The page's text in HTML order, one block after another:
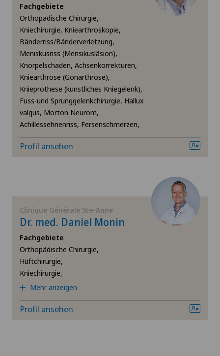
Rotatorenmanschettenruptur
Schmerztherapie
Schulterchirurgie
Schultergelenkarthrose
Schulterimpingement
Schulterluxation
Sprunggelenksarthrose
Urogynäkologie
Urologie
Vasektomie (Unterbindung/Sterilisation beim
Fachgebiete
Orthopädische Chirurgie,
Kniechirurgie, Kniearthroskopie,
Bänderriss/Bänderverletzung,
Meniskusriss (Mensikusläsion),
Knorpelschaden, Achsenkorrekturen,
Kniearthrose (Gonarthrose),
Knieprothese (künstliches Kniegelenk),
Fuss-und Sprunggelenkchirurgie, Hallux
valgus, Morton Neurom,
Achillessehnenriss, Fersenschmerzen,
Profil ansehen
Clinique Générale Ste-Anne
Dr. med. Daniel Monin
Fachgebiete
Orthopädische Chirurgie,
Hüftchirurgie,
Kniechirurgie,
Mehr anzeigen
Profil ansehen